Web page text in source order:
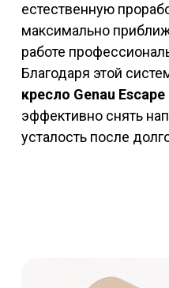
естественную
максимально
работе
Благодаря этой
кресло Genau Escape
эффективно снять
усталость после